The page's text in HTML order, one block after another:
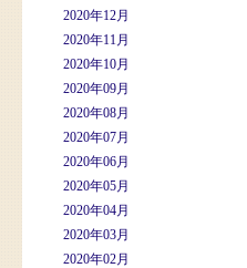
2020年12月
2020年11月
2020年10月
2020年09月
2020年08月
2020年07月
2020年06月
2020年05月
2020年04月
2020年03月
2020年02月